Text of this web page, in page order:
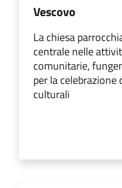
Vescovo
La chiesa
centrale nelle
comunitarie,
per la
culturali